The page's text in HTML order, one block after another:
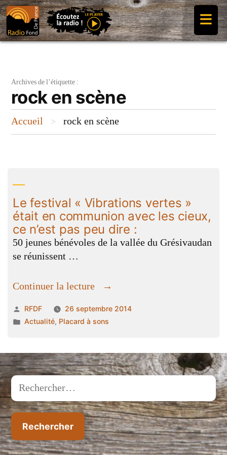
Aller
au
contenu
≡
Archives de l’étiquette :
rock en scène
Accueil > rock en scène
Le festival « Vibrations vertes »
était en communion avec les cieux,
ce n’est pas peu dire :
50 jeunes bénévoles de la vallée du Grésivaudan
se réunissent …
Continuer la lecture
« Le
« Vibrations
vertes »
en
communion
cieux,
ce
n’est
pas
Publié
par
RFDF
26 septembre 2014
Publié
Actualité, Placard à sons
Rechercher :